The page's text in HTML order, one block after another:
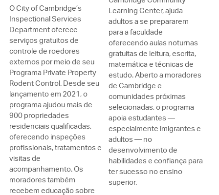
O City of Cambridge’s
Inspectional Services
Department oferece
serviços gratuitos de
controle de roedores
externos por meio de seu
Programa Private Property
Rodent Control. Desde seu
lançamento em 2021, o
programa ajudou mais de
900 propriedades
residenciais qualificadas,
oferecendo inspeções
profissionais, tratamentos e
visitas de
acompanhamento. Os
moradores também
recebem educação sobre
Learning Center, ajuda
adultos a se prepararem
para a faculdade
oferecendo aulas noturnas
gratuitas de leitura, escrita,
matemática e técnicas de
estudo. Aberto a moradores
de Cambridge e
comunidades próximas
selecionadas, o programa
apoia estudantes —
especialmente imigrantes e
adultos — no
desenvolvimento de
habilidades e confiança para
ter sucesso no ensino
superior.